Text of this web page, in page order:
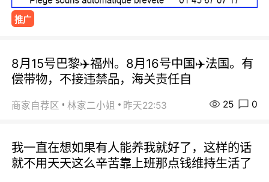
推广
8月15号巴黎✈️福州。8月16号中国✈️法国。有
偿带物，不接违禁品，海关责任自
商家自荐区 林家二小姐 昨天22:53 25 0
我一直在想如果有人能养我就好了，这样的话
就不用天天这么辛苦靠上班那点钱维持生活了